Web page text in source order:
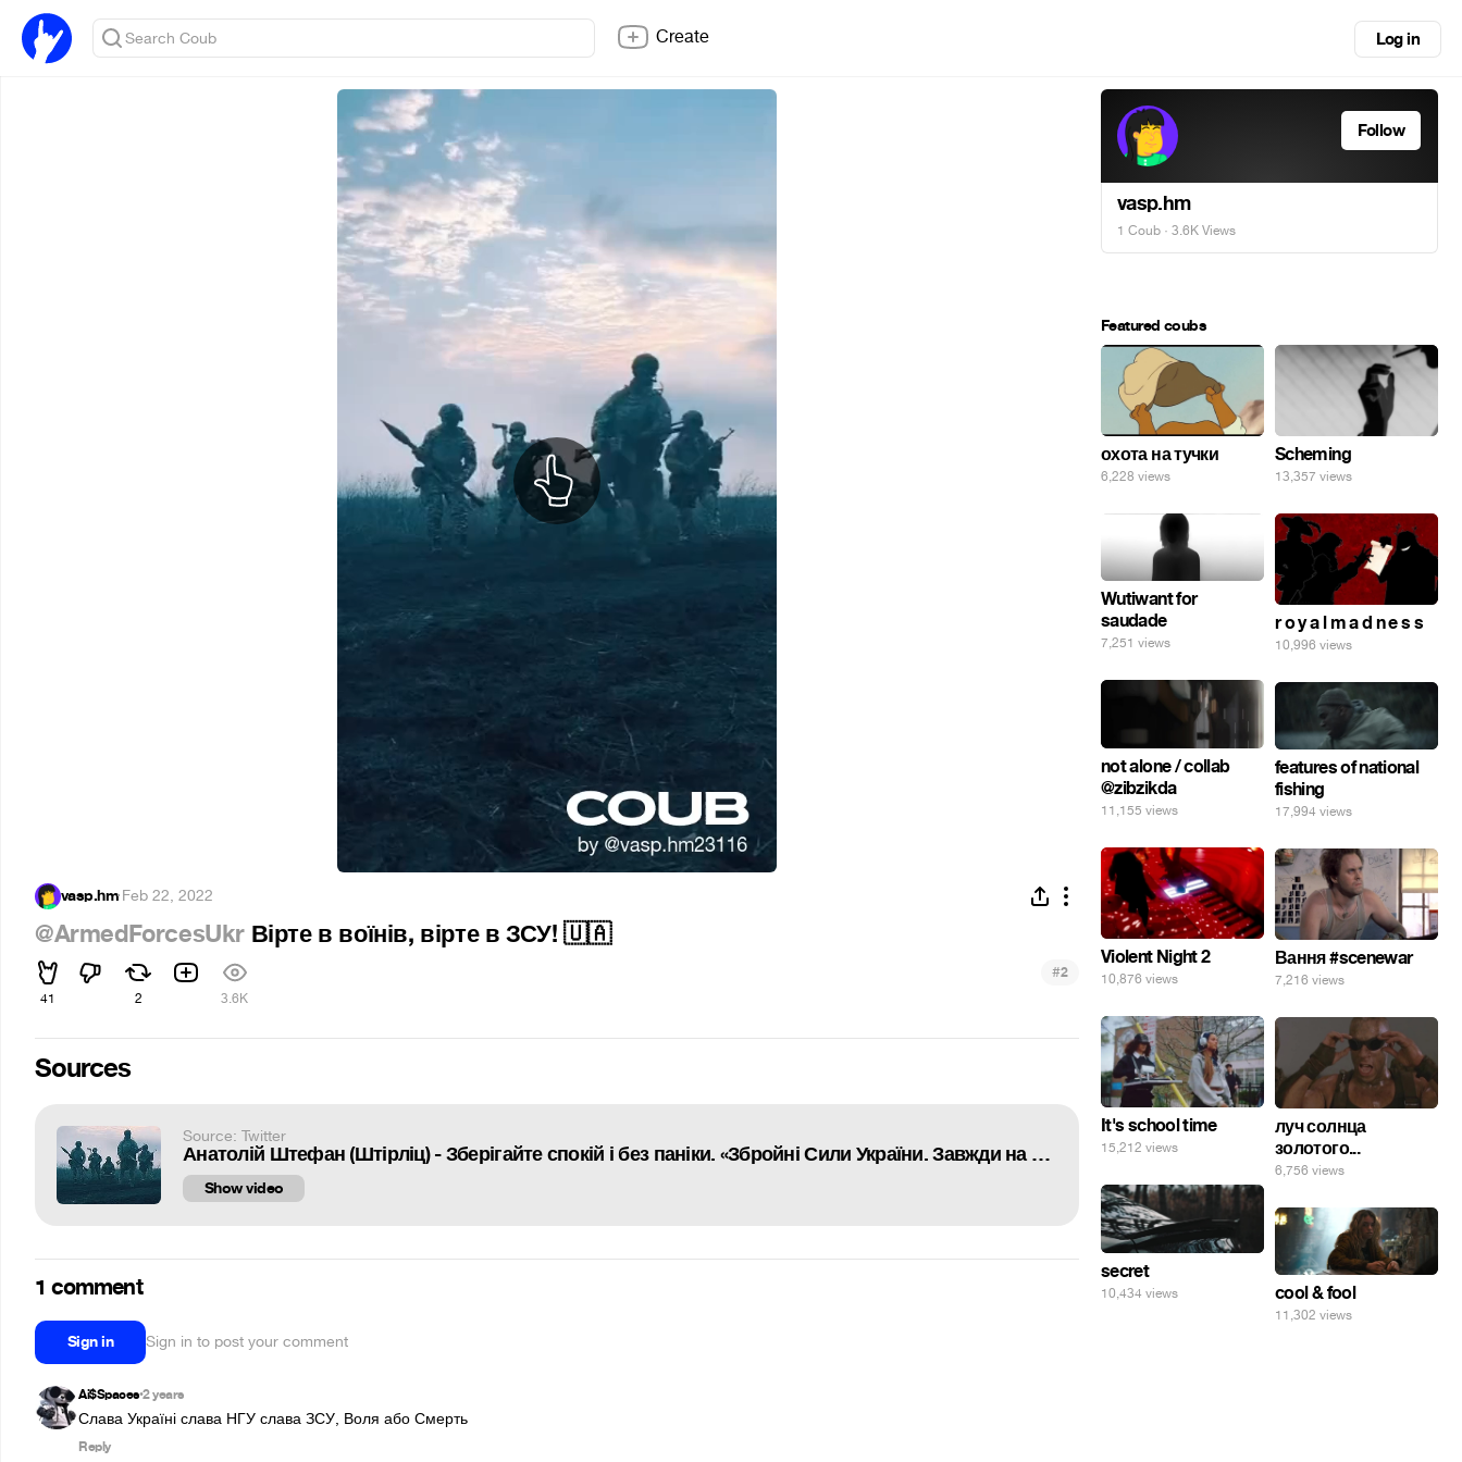
Create Log in
vasp.hm·Feb 22, 2022
@ArmedForcesUkr Вірте в воїнів, вірте в ЗСУ! 🇺🇦
41 2 3.6K
#2
Sources
Source: Twitter
Анатолій Штефан (Штірліц) - Зберігайте спокій і без паніки. «Збройні Сили України. Завжди на захисті» @ArmedForcesUkr Вірте в воїнів, вірте в ЗСУ! Разом переможемо! Слава Україні та її воїнам 🇺🇦 🔥Telegram -
Show video
1 comment
Sign in Sign in to post your comment
Ai$Spaces•2 years
Слава Україні слава НГУ слава ЗСУ, Воля або Смерть
Reply
Follow
vasp.hm
1 Coub · 3.6K Views
Featured coubs
охота на тучки
6,228 views
Scheming
13,357 views
Wutiwant for
saudade
7,251 views
r o y a l m a d n e s s
10,996 views
not alone / collab
@zibzikda
11,155 views
features of national
fishing
17,994 views
Violent Night 2
10,876 views
Вання #scenewar
7,216 views
It's school time
15,212 views
луч солнца
золотого...
6,756 views
secret
10,434 views cool & fool
11,302 views